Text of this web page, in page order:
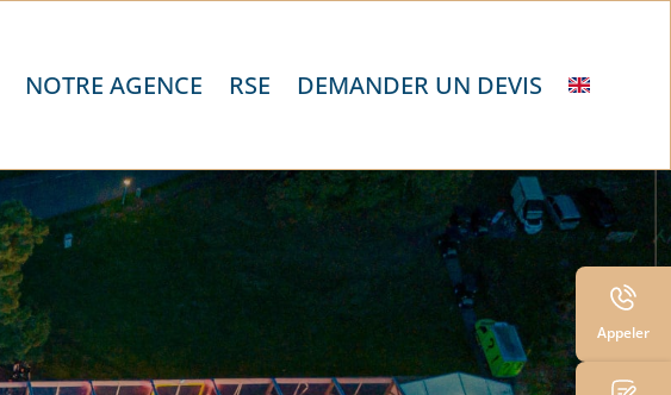
NOTRE AGENCE RSE DEMANDER UN DEVIS
Appeler